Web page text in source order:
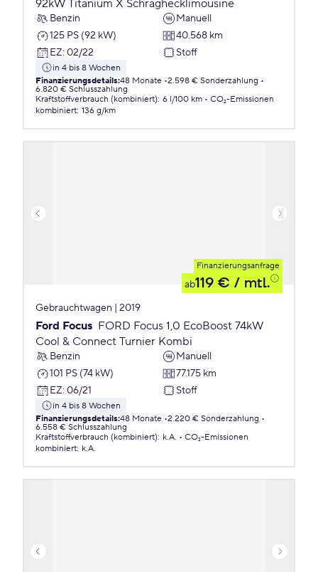
92kW Titanium X Schräghecklimousine
Benzin
Manuell
125 PS (92 kW)
40.568 km
EZ: 02/22 Stoff
in 4 bis 8 Wochen
Finanzierungsdetails:48 Monate 2.598 € Sonderzahlung
6.820 € Schlusszahlung
Kraftstoffverbrauch (kombiniert): 6 l/100 km
CO₂-Emissionen
kombiniert: 136 g/km
Finanzierungsanfrage
ab119 € / mtl.
Gebrauchtwagen | 2019
Ford Focus FORD Focus 1,0 EcoBoost 74kW
Cool & Connect Turnier Kombi
Benzin
Manuell
101 PS (74 kW)
77.175 km
EZ: 06/21 Stoff
in 4 bis 8 Wochen
Finanzierungsdetails:48 Monate 2.220 € Sonderzahlung
6.558 € Schlusszahlung
Kraftstoffverbrauch (kombiniert): k.A.
CO₂-Emissionen
kombiniert: k.A.